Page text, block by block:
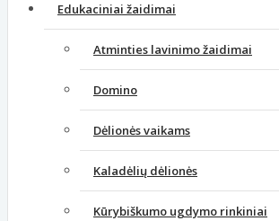
Edukaciniai žaidimai
Atminties lavinimo žaidimai
Domino
Dėlionės vaikams
Kaladėlių dėlionės
Kūrybiškumo ugdymo rinkiniai